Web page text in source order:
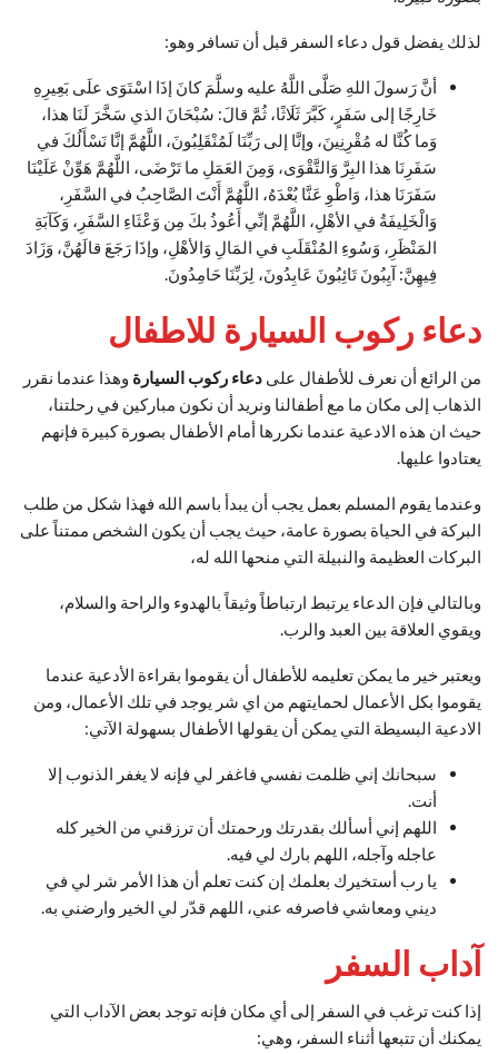
لذلك يفضل قول دعاء السفر قبل أن تسافر وهو:
أنَّ رَسولَ اللهِ صَلَّى اللَّهُ عليه وسلَّمَ كانَ إذَا اسْتَوَى علَى بَعِيرِهِ
خَارِجًا إلى سَفَرٍ، كَبَّرَ ثَلَاثًا، ثُمَّ قالَ: سُبْحَانَ الذي سَخَّرَ لَنَا هذا،
وَما كُنَّا له مُقْرِنِينَ، وإنَّا إلى رَبِّنَا لَمُنْقَلِبُونَ، اللَّهُمَّ إنَّا نَسْأَلُكَ في
سَفَرِنَا هذا البِرَّ وَالتَّقْوَى، وَمِنَ العَمَلِ ما تَرْضَى، اللَّهُمَّ هَوِّنْ عَلَيْنَا
سَفَرَنَا هذا، وَاطْوِ عَنَّا بُعْدَهُ، اللَّهُمَّ أَنْتَ الصَّاحِبُ في السَّفَرِ،
وَالْخَلِيفَةُ في الأهْلِ، اللَّهُمَّ إنِّي أَعُوذُ بكَ مِن وَعْثَاءِ السَّفَرِ، وَكَآبَةِ
المَنْظَرِ، وَسُوءِ المُنْقَلَبِ في المَالِ وَالأهْلِ، وإذَا رَجَعَ قالَهُنَّ، وَزَادَ
فِيهِنَّ: آيِبُونَ تَائِبُونَ عَابِدُونَ، لِرَبِّنَا حَامِدُونَ.
دعاء ركوب السيارة للاطفال
من الرائع أن نعرف للأطفال على دعاء ركوب السيارة وهذا عندما نقرر
الذهاب إلى مكان ما مع أطفالنا ونريد أن نكون مباركين في رحلتنا،
حيث ان هذه الادعية عندما نكررها أمام الأطفال بصورة كبيرة فإنهم
يعتادوا عليها.
وعندما يقوم المسلم بعمل يجب أن يبدأ باسم الله فهذا شكل من طلب
البركة في الحياة بصورة عامة، حيث يجب أن يكون الشخص ممتناً على
البركات العظيمة والنبيلة التي منحها الله له،
وبالتالي فإن الدعاء يرتبط ارتباطاً وثيقاً بالهدوء والراحة والسلام،
ويقوي العلاقة بين العبد والرب.
ويعتبر خير ما يمكن تعليمه للأطفال أن يقوموا بقراءة الأدعية عندما
يقوموا بكل الأعمال لحمايتهم من اي شر يوجد في تلك الأعمال، ومن
الادعية البسيطة التي يمكن أن يقولها الأطفال بسهولة الآتي:
سبحانك إني ظلمت نفسي فاغفر لي فإنه لا يغفر الذنوب إلا
أنت.
اللهم إني أسألك بقدرتك ورحمتك أن ترزقني من الخير كله
عاجله وآجله، اللهم بارك لي فيه.
يا رب أستخيرك بعلمك إن كنت تعلم أن هذا الأمر شر لي في
ديني ومعاشي فاصرفه عني، اللهم قدّر لي الخير وارضني به.
آداب السفر
إذا كنت ترغب في السفر إلى أي مكان فإنه توجد بعض الآداب التي
يمكنك أن تتبعها أثناء السفر، وهي: